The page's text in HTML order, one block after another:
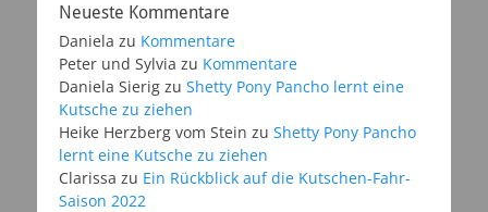
Neueste Kommentare
Daniela zu Kommentare
Peter und Sylvia zu Kommentare
Daniela Sierig zu Shetty Pony Pancho lernt eine
Kutsche zu ziehen
Heike Herzberg vom Stein zu Shetty Pony Pancho
lernt eine Kutsche zu ziehen
Clarissa zu Ein Rückblick auf die Kutschen-Fahr-
Saison 2022